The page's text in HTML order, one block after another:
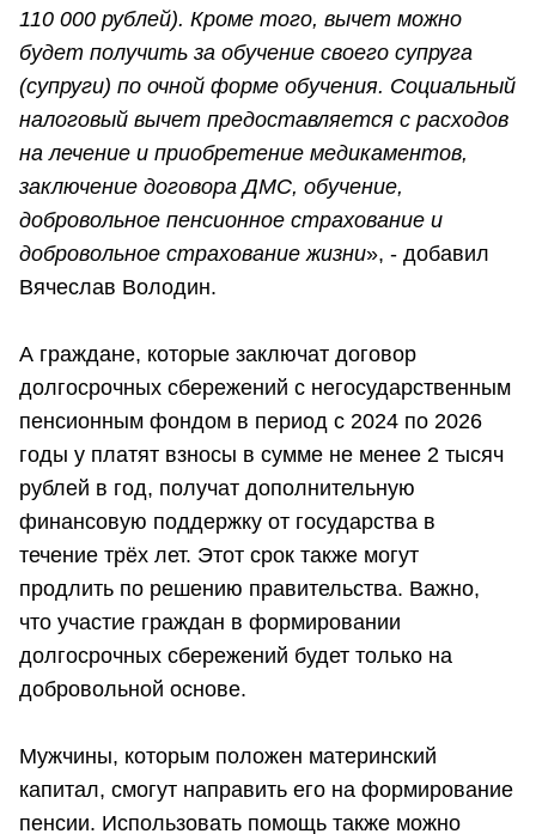
110 000 рублей). Кроме того, вычет можно
будет получить за обучение своего супруга
(супруги) по очной форме обучения. Социальный
налоговый вычет предоставляется с расходов
на лечение и приобретение медикаментов,
заключение договора ДМС, обучение,
добровольное пенсионное страхование и
добровольное страхование жизни», - добавил
Вячеслав Володин.
А граждане, которые заключат договор
долгосрочных сбережений с негосударственным
пенсионным фондом в период с 2024 по 2026
годы у платят взносы в сумме не менее 2 тысяч
рублей в год, получат дополнительную
финансовую поддержку от государства в
течение трёх лет. Этот срок также могут
продлить по решению правительства. Важно,
что участие граждан в формировании
долгосрочных сбережений будет только на
добровольной основе.
Мужчины, которым положен материнский
капитал, смогут направить его на формирование
пенсии. Использовать помощь также можно